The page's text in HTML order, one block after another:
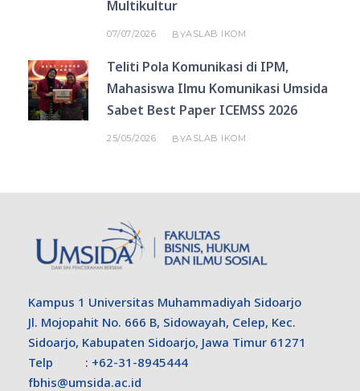
Multikultur
07/07/2026 BYASLAB IKOM
Teliti Pola Komunikasi di IPM,
Mahasiswa Ilmu Komunikasi Umsida
Sabet Best Paper ICEMSS 2026
25/05/2026 BYASLAB IKOM
Kampus 1 Universitas Muhammadiyah Sidoarjo
Jl. Mojopahit No. 666 B, Sidowayah, Celep, Kec.
Sidoarjo, Kabupaten Sidoarjo, Jawa Timur 61271
Telp : +62-31-8945444
fbhis@umsida.ac.id